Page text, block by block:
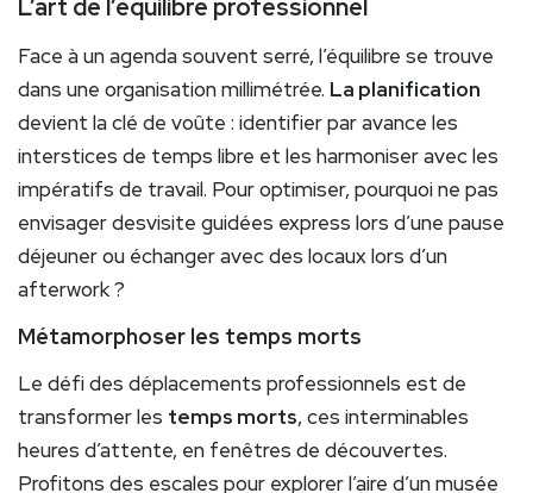
L’art de l’équilibre professionnel
Face à un agenda souvent serré, l’équilibre se trouve
dans une organisation millimétrée. La planification
devient la clé de voûte : identifier par avance les
interstices de temps libre et les harmoniser avec les
impératifs de travail. Pour optimiser, pourquoi ne pas
envisager desvisite guidées express lors d’une pause
déjeuner ou échanger avec des locaux lors d’un
afterwork ?
Métamorphoser les temps morts
Le défi des déplacements professionnels est de
transformer les temps morts, ces interminables
heures d’attente, en fenêtres de découvertes.
Profitons des escales pour explorer l’aire d’un musée